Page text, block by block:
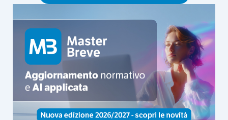
solamenteaccertarsiche le informazioni
richieste dalle norme di
siano state
inclusenella relazione sulla gestione e,
nel caso in cui, una o più informazioni non
fossero state inserite, deve valutare la
di tale mancanzadi
conformità;